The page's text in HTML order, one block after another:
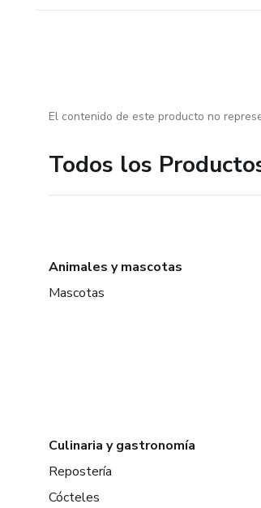
El contenido de este producto no
Todos los
Animales y mascotas
Mascotas
Culinaria y gastronomía
Repostería
Cócteles